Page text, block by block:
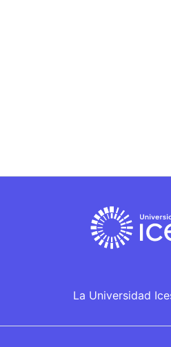
La Universidad